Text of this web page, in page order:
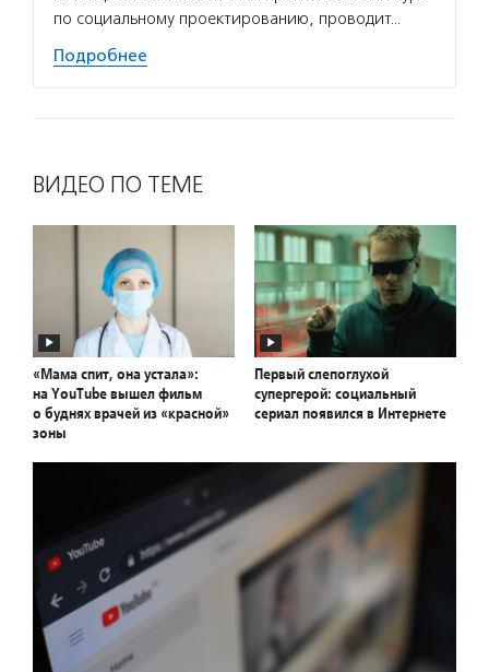
по социальному проектированию, проводит…
Подробнее
ВИДЕО ПО ТЕМЕ
«Мама спит, она устала»:
на YouTube вышел фильм
о буднях врачей из «красной»
зоны
Первый слепоглухой
супергерой: социальный
сериал появился в Интернете